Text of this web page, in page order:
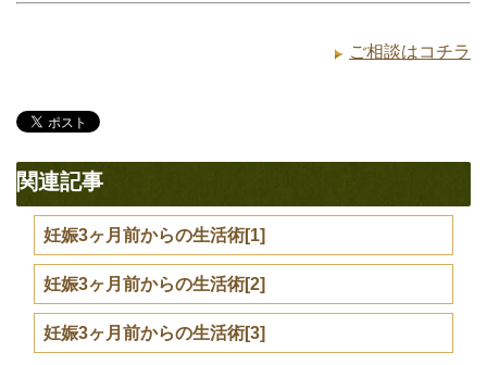
ご相談はコチラ
関連記事
妊娠3ヶ月前からの生活術[1]
妊娠3ヶ月前からの生活術[2]
妊娠3ヶ月前からの生活術[3]